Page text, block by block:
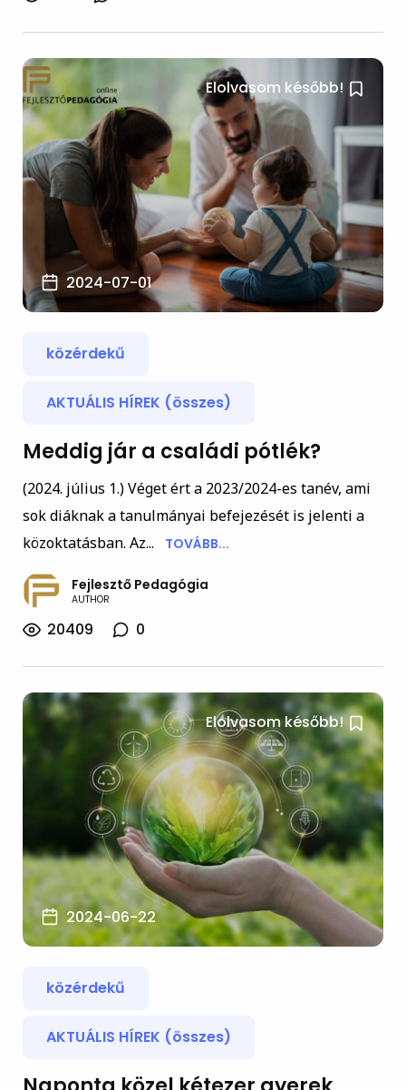
Elolvasom később!
2024-07-01
közérdekű
AKTUÁLIS HÍREK (összes)
Meddig jár a családi pótlék?
(2024. július 1.) Véget ért a 2023/2024-es tanév, ami
sok diáknak a tanulmányai befejezését is jelenti a
közoktatásban. Az...
TOVÁBB...
Fejlesztő Pedagógia
AUTHOR
20409 0
Elolvasom később!
2024-06-22
közérdekű
AKTUÁLIS HÍREK (összes)